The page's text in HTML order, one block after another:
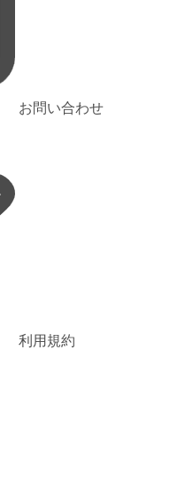
お問い合わせ
利用規約